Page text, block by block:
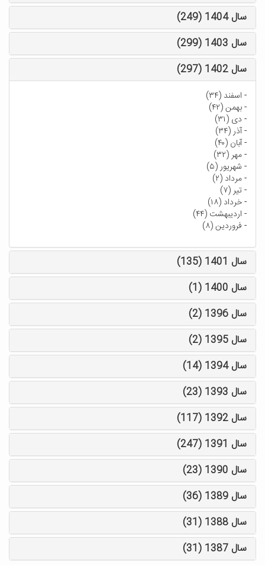
سال 1404 (249)
سال 1403 (299)
سال 1402 (297)
- اسفند (۳۴)
-بهمن (۴۲)
- دی (۳۱)
-آذر (۳۴)
-آبان (۴۰)
-مهر (۳۲)
- شهریور (۵)
-مرداد (۲)
-تیر (۷)
-خرداد (۱۸)
- اردیبهشت (۴۴)
- فروردین (۸)
سال 1401 (135)
سال 1400 (1)
سال 1396 (2)
سال 1395 (2)
سال 1394 (14)
سال 1393 (23)
سال 1392 (117)
سال 1391 (247)
سال 1390 (23)
سال 1389 (36)
سال 1388 (31)
سال 1387 (31)